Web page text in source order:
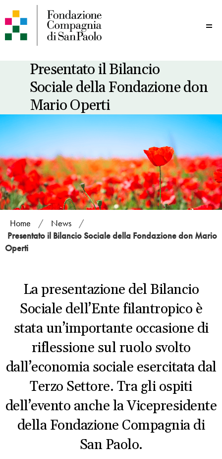
Presentato il Bilancio
Sociale della Fondazione don
Mario Operti
Home / News
/
Presentato il Bilancio Sociale della Fondazione don Mario
Operti
La presentazione del Bilancio
Sociale dell’Ente filantropico è
stata un’importante occasione di
riflessione sul ruolo svolto
dall’economia sociale esercitata dal
Terzo Settore. Tra gli ospiti
dell’evento anche la Vicepresidente
della Fondazione Compagnia di
San Paolo.